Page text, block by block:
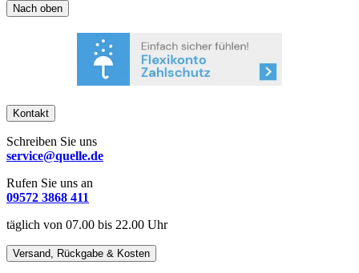
Nach oben
Kontakt
Schreiben Sie uns
service@quelle.de
Rufen Sie uns an
09572 3868 411
täglich von 07.00 bis 22.00 Uhr
Versand, Rückgabe & Kosten